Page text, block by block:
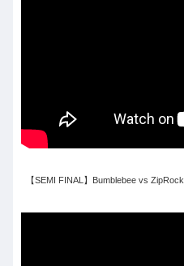
【SEMI FINAL】Bumblebee vs ZipRock